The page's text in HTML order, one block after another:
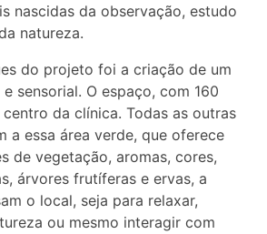
nascidas da observação, estudo
natureza.
do projeto foi a criação de um
sensorial. O espaço, com 160
da clínica. Todas as outras
a essa área verde, que oferece
de vegetação, aromas, cores,
árvores frutíferas e ervas, a
o local, seja para relaxar,
ou mesmo interagir com